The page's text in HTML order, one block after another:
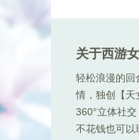
关于西游
轻松浪漫的回
情，独创【天
360°立体社
不花钱也可以